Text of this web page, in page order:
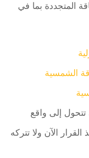
بما في
الشمسية
إلى واقع
الآن ولا تتركه